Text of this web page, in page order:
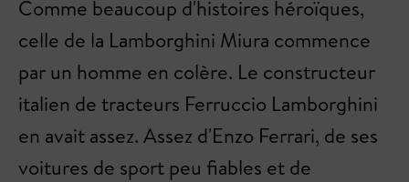
Comme beaucoup d'histoires héroïques,
celle de la Lamborghini Miura commence
par un homme en colère. Le constructeur
italien de tracteurs Ferruccio Lamborghini
en avait assez. Assez d'Enzo Ferrari, de ses
voitures de sport peu fiables et de